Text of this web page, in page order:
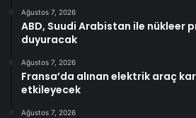
Ağustos 7, 2026
ABD, Suudi Arabistan ile nükleer
duyuracak
Ağustos 7, 2026
Fransa’da alınan elektrik araç
etkileyecek
Ağustos 7, 2026